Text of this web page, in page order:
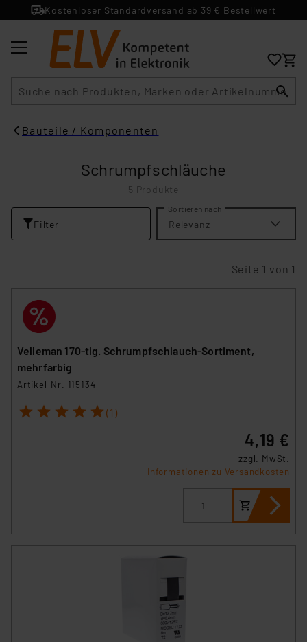
Kostenloser Standardversand ab 39 € Bestellwert
Bauteile / Komponenten
Schrumpfschläuche
5 Produkte
Filter
Sortieren nach
Relevanz
Seite 1 von 1
Velleman 170-tlg. Schrumpfschlauch-Sortiment,
mehrfarbig
Artikel-Nr. 115134
1 2 3 4 5 (1)
4,19 €
zzgl. MwSt.
Informationen zu Versandkosten